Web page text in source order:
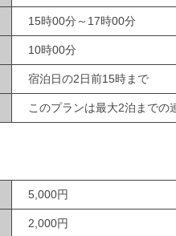
15時00分～17時00分
10時00分
宿泊日の2日前15時まで
このプランは最大2泊までの
5,000円
2,000円